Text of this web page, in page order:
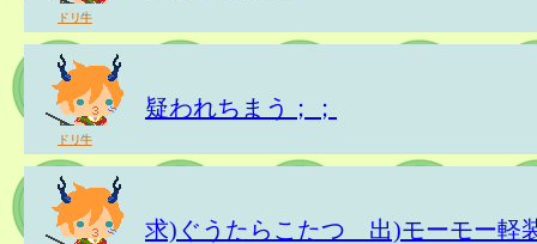
ドリ牛
疑われちまう；；
ドリ牛
求)ぐうたらこたつ 出)モーモー軽